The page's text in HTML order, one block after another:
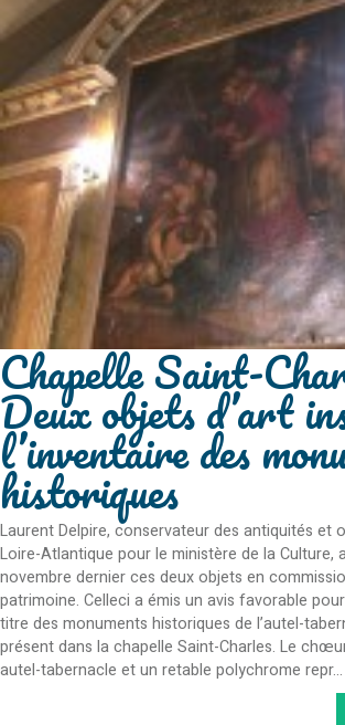
Chapelle Saint-
Deux objets d’art
l’inventaire des
historiques
Laurent Delpire, conservateur des antiquités et
Loire-Atlantique pour le ministère de la Culture,
novembre dernier ces deux objets en
patrimoine. Celleci a émis un avis favorable
titre des monuments historiques de l’autel-
présent dans la chapelle Saint-Charles. Le
autel-tabernacle et un retable polychrome repr...